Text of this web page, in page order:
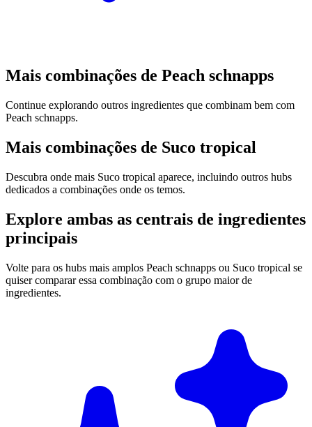
Mais combinações de Peach schnapps
Continue explorando outros ingredientes que combinam bem com
Peach schnapps.
Mais combinações de Suco tropical
Descubra onde mais Suco tropical aparece, incluindo outros hubs
dedicados a combinações onde os temos.
Explore ambas as centrais de ingredientes
principais
Volte para os hubs mais amplos Peach schnapps ou Suco tropical se
quiser comparar essa combinação com o grupo maior de
ingredientes.